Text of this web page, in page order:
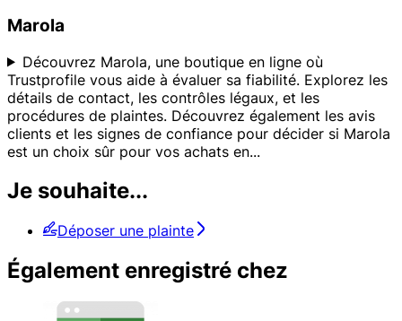
Marola
Découvrez Marola, une boutique en ligne où
Trustprofile vous aide à évaluer sa fiabilité. Explorez les
détails de contact, les contrôles légaux, et les
procédures de plaintes. Découvrez également les avis
clients et les signes de confiance pour décider si Marola
est un choix sûr pour vos achats en...
Je souhaite...
Déposer une plainte
Également enregistré chez